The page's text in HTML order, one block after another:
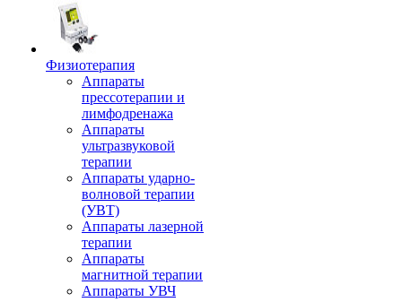
Физиотерапия
Аппараты
прессотерапии и
лимфодренажа
Аппараты
ультразвуковой
терапии
Аппараты ударно-
волновой терапии
(УВТ)
Аппараты лазерной
терапии
Аппараты
магнитной терапии
Аппараты УВЧ